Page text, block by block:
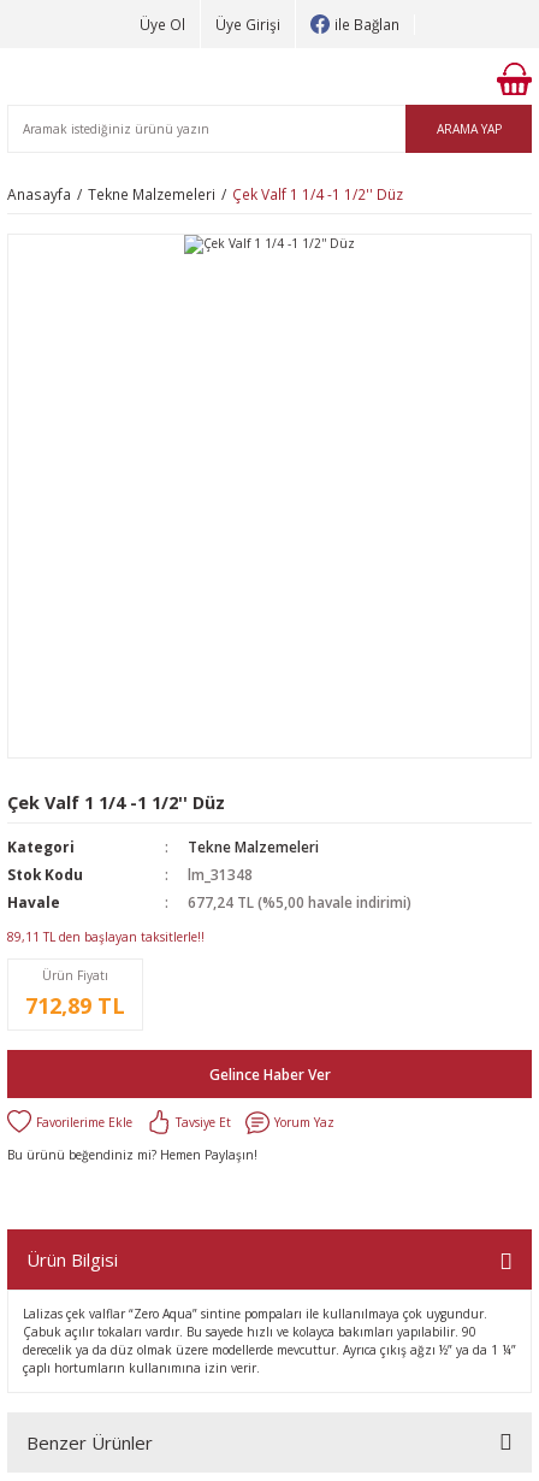
Üye Ol Üye Girişi ile Bağlan
ARAMA YAP
Anasayfa Tekne Malzemeleri Çek Valf 1 1/4 -1 1/2'' Düz
Çek Valf 1 1/4 -1 1/2'' Düz
Kategori
Tekne Malzemeleri
Stok Kodu
lm_31348
Havale
677,24 TL (%5,00 havale indirimi)
89,11 TL den başlayan taksitlerle!!
Ürün Fiyatı
712,89 TL
Gelince Haber Ver
Tavsiye Et
Yorum Yaz
Bu ürünü beğendiniz mi? Hemen Paylaşın!
Ürün Bilgisi
Lalizas çek valflar “Zero Aqua” sintine pompaları ile kullanılmaya çok uygundur.
Çabuk açılır tokaları vardır. Bu sayede hızlı ve kolayca bakımları yapılabilir. 90
derecelik ya da düz olmak üzere modellerde mevcuttur. Ayrıca çıkış ağzı ½” ya da 1 ¼”
çaplı hortumların kullanımına izin verir.
Benzer Ürünler